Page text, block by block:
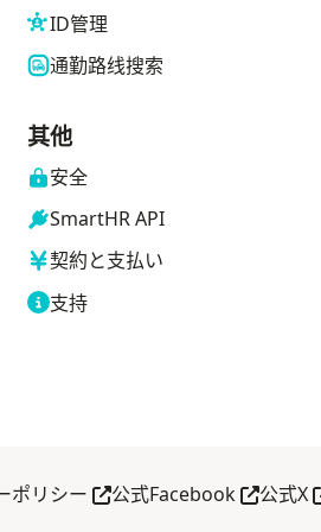
ID管理
通勤路线搜索
其他
安全
SmartHR API
契約と支払い
支持
开
ポリシー 在新标签页中打开
公式Facebook在新标签
公式X